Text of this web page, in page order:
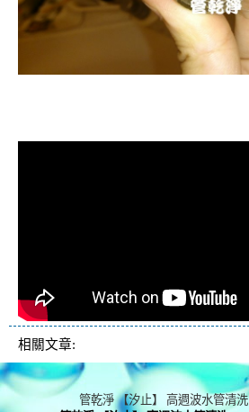
相關文章:
管乾淨 【汐止】 高週波水管清洗